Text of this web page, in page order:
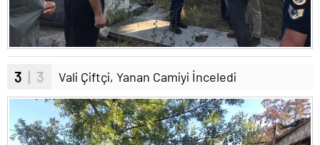
3 | 3 Vali Çiftçi, Yanan Camiyi İnceledi